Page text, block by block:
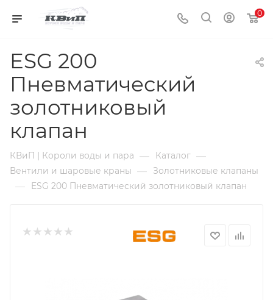
0
ESG 200
Пневматический
золотниковый
клапан
КВиП | Короли воды и пара — Каталог —
Вентили и шаровые краны — Золотниковые клапаны
— ESG 200 Пневматический золотниковый клапан